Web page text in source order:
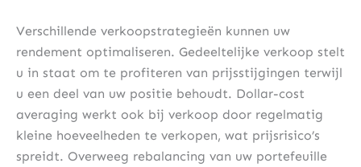
Verschillende verkoopstrategieën kunnen uw
rendement optimaliseren. Gedeeltelijke verkoop stelt
u in staat om te profiteren van prijsstijgingen terwijl
u een deel van uw positie behoudt. Dollar-cost
averaging werkt ook bij verkoop door regelmatig
kleine hoeveelheden te verkopen, wat prijsrisico’s
spreidt. Overweeg rebalancing van uw portefeuille